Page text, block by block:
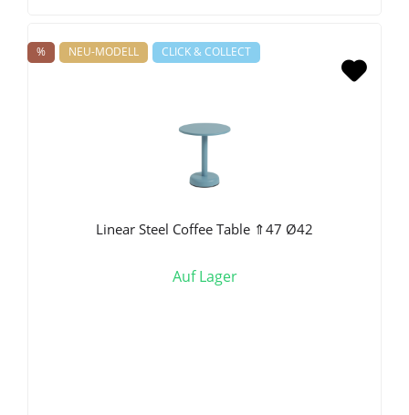
% NEU-MODELL CLICK & COLLECT
Linear Steel Coffee Table ⇑47 Ø42
Auf Lager